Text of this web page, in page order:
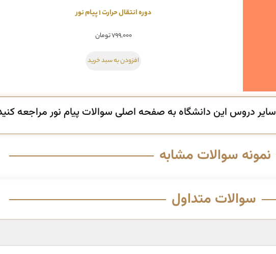
دوره انتقال حرارت 1 پیام نور
۷۹۹,۰۰۰تومان
افزودن به سبد خرید
سایر دروس این دانشگاه به صفحه اصلی سوالات پیام نور مراجعه
نمونه سوالات مشابه
سوالات متداول